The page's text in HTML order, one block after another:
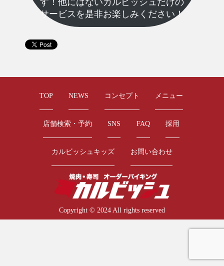
す！他にはないカルビッシュだけの
サービスを是非お楽しみください！
TOP NEWS コンセプト メニュー
店舗検索・予約 SNS FAQ 採用
カルビッシュキッズ お問い合わせ
Copyright © 2024 All rights reserved